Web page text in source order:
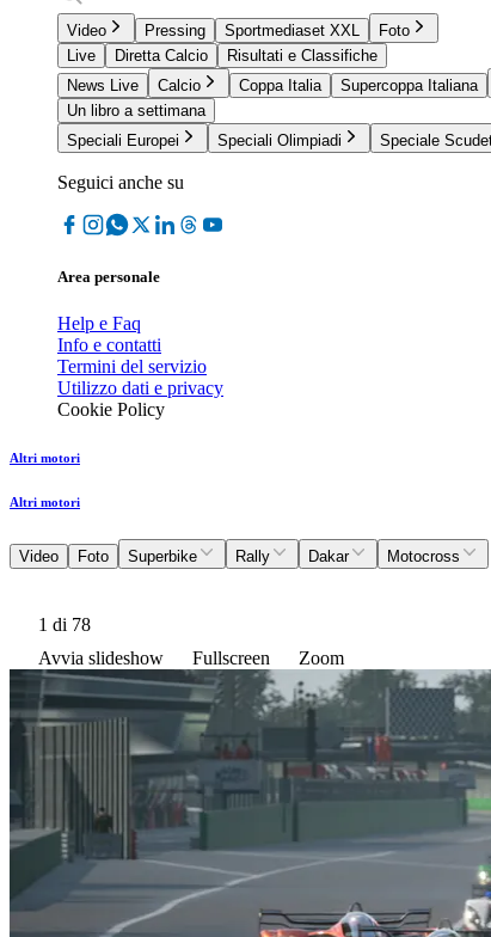
Video Pressing Sportmediaset XXL
Foto
Live
Diretta Calcio
Risultati e Classifiche
News Live
Calcio Coppa Italia Supercoppa Italiana
Un libro a settimana
Speciali Europei
Speciali Olimpiadi Speciale
Seguici anche su
Area personale
Help e Faq
Info e contatti
Termini del servizio
Utilizzo dati e privacy
Cookie Policy
Altri motori
Altri motori
Video Foto Superbike Rally Dakar Motocross
1 di 78
Avvia slideshow
Fullscreen Zoom